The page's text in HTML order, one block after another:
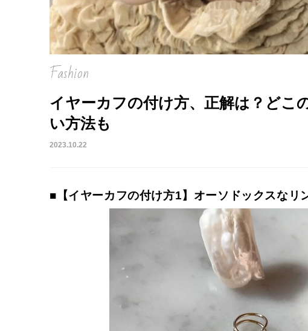
Fashion
イヤーカフの付け方、正解は？どこ
い方法も
2023.10.22
■【イヤーカフの付け方1】オーソドックスなリ